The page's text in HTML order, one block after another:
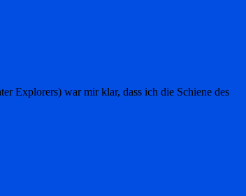
Explorers) war mir klar, dass ich die Schiene des